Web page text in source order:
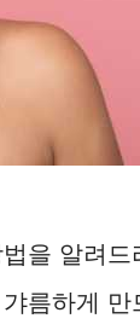
을 알려드
름하게